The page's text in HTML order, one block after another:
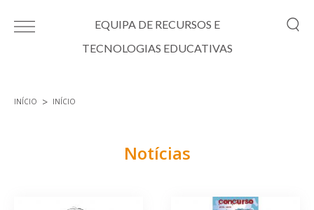
EQUIPA DE RECURSOS E
TECNOLOGIAS EDUCATIVAS
INÍCIO INÍCIO
Notícias